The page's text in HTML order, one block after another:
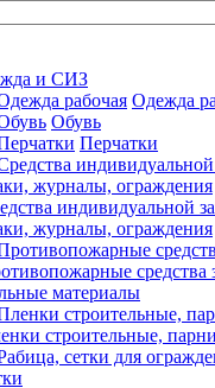
и СИЗ
Одежда
Обувь
Перчатки
индивидуальной
журналы, ограждения
средства
материалы
строительные,